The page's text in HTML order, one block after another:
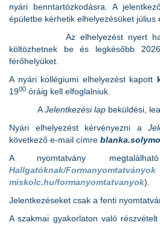
nyári benntartózkodásra. A
épületbe kérhetik elhelyezésüket július
Az elhelyezést nyert
költözhetnek be és legkésőbb
férőhelyüket.
A nyári kollégiumi elhelyezést kapott
1900 óráig kell elfoglalniuk.
AJelentkezési lap beküldési,
Nyári elhelyezést kérvényezni a
következő e-mail címre
A nyomtatvány
Hallgatóknak/Formanyomtatványok
miskolc.hu/formanyomtatvanyok).
Jelentkezéseket csak a fenti
A szakmai gyakorlaton való